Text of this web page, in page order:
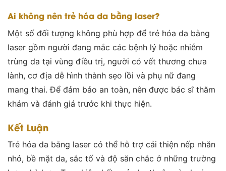
Ai không nên trẻ hóa da bằng laser?
Một số đối tượng không phù hợp để trẻ hóa da bằng
laser gồm người đang mắc các bệnh lý hoặc nhiễm
trùng da tại vùng điều trị, người có vết thương chưa
lành, cơ địa dễ hình thành sẹo lồi và phụ nữ đang
mang thai. Để đảm bảo an toàn, nên được bác sĩ thăm
khám và đánh giá trước khi thực hiện.
Kết Luận
Trẻ hóa da bằng laser có thể hỗ trợ cải thiện nếp nhăn
nhỏ, bề mặt da, sắc tố và độ săn chắc ở những trường